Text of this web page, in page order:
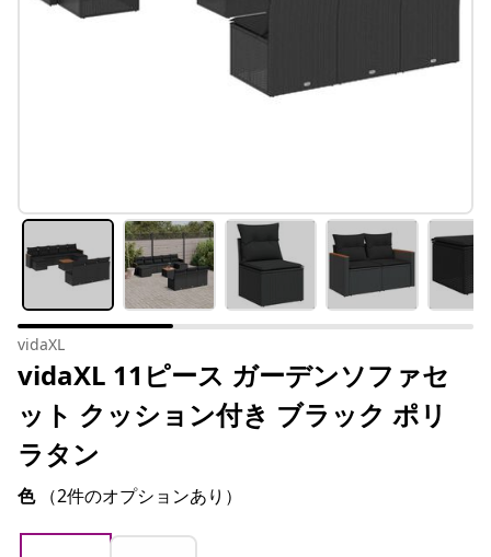
vidaXL
vidaXL 11ピース ガーデンソファセ
ット クッション付き ブラック ポリ
ラタン
色 （2件のオプションあり）